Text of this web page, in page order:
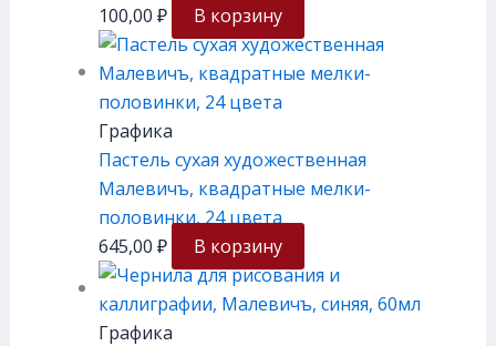
100,00 ₽ В корзину
Графика
Пастель сухая художественная
Малевичъ, квадратные мелки-
половинки, 24 цвета
645,00 ₽ В корзину
Графика